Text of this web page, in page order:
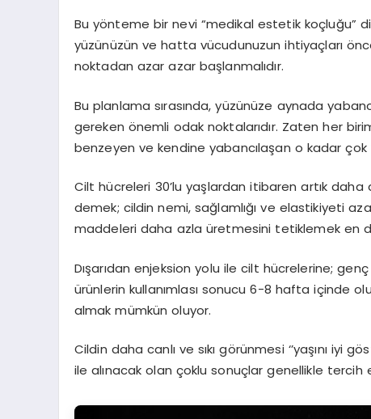
Bu yönteme bir nevi “medikal estetik koçluğu”
yüzünüzün ve hatta vücudunuzun ihtiyaçları
noktadan azar azar başlanmalıdır.
Bu planlama sırasında, yüzünüze aynada
gereken önemli odak noktalarıdır. Zaten her
benzeyen ve kendine yabancılaşan o kadar çok
Cilt hücreleri 30’lu yaşlardan itibaren artık
demek; cildin nemi, sağlamlığı ve elastikiyeti
maddeleri daha azla üretmesini tetiklemek en
Dışarıdan enjeksion yolu ile cilt hücrelerine;
ürünlerin kullanımlası sonucu 6-8 hafta içinde
almak mümkün oluyor.
Cildin daha canlı ve sıkı görünmesi ‘’yaşını iyi
ile alınacak olan çoklu sonuçlar genellikle tercih